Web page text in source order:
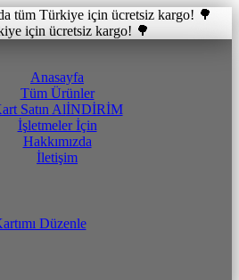
tüm Türkiye için ücretsiz kargo! 🌳
için ücretsiz kargo! 🌳
Anasayfa
Tüm Ürünler
Satın AlİNDİRİM
İşletmeler İçin
Hakkımızda
İletişim
Düzenle